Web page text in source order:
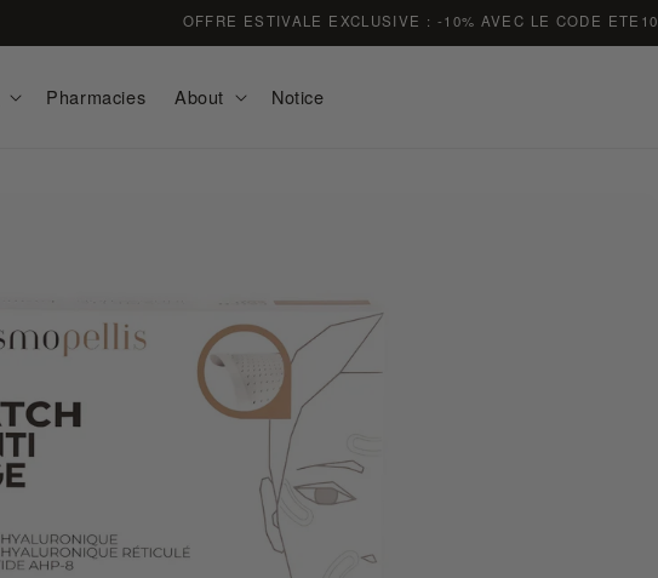
OFFRE ESTIVALE EXCLUSIVE : -10% AVEC LE CODE ETE10
Pharmacies About Notice